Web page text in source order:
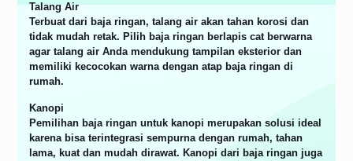
Talang Air
Terbuat dari baja ringan, talang air akan tahan korosi dan
tidak mudah retak. Pilih baja ringan berlapis cat berwarna
agar talang air Anda mendukung tampilan eksterior dan
memiliki kecocokan warna dengan atap baja ringan di
rumah.
Kanopi
Pemilihan baja ringan untuk kanopi merupakan solusi ideal
karena bisa terintegrasi sempurna dengan rumah, tahan
lama, kuat dan mudah dirawat. Kanopi dari baja ringan juga